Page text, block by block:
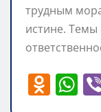
трудным
истине.
O W